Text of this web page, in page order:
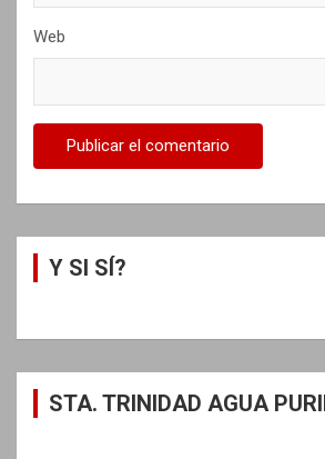
Web
Y SI SÍ?
STA. TRINIDAD AGUA